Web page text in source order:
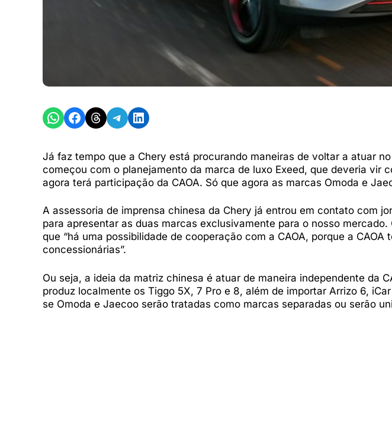
Share on WhatsApp
Share on Facebook
Share on Threads
Share on Telegram
Share on LinkedIn
Já faz tempo que a Chery está procurando maneiras de voltar a atuar
começou com o planejamento da marca de luxo Exeed, que deveria vir
agora terá participação da CAOA. Só que agora as marcas Omoda e
A assessoria de imprensa chinesa da Chery já entrou em contato com
para apresentar as duas marcas exclusivamente para o nosso
que “há uma possibilidade de cooperação com a CAOA, porque a CAOA
concessionárias”.
Ou seja, a ideia da matriz chinesa é atuar de maneira independente da
produz localmente os Tiggo 5X, 7 Pro e 8, além de importar Arrizo 6,
se Omoda e Jaecoo serão tratadas como marcas separadas ou serão